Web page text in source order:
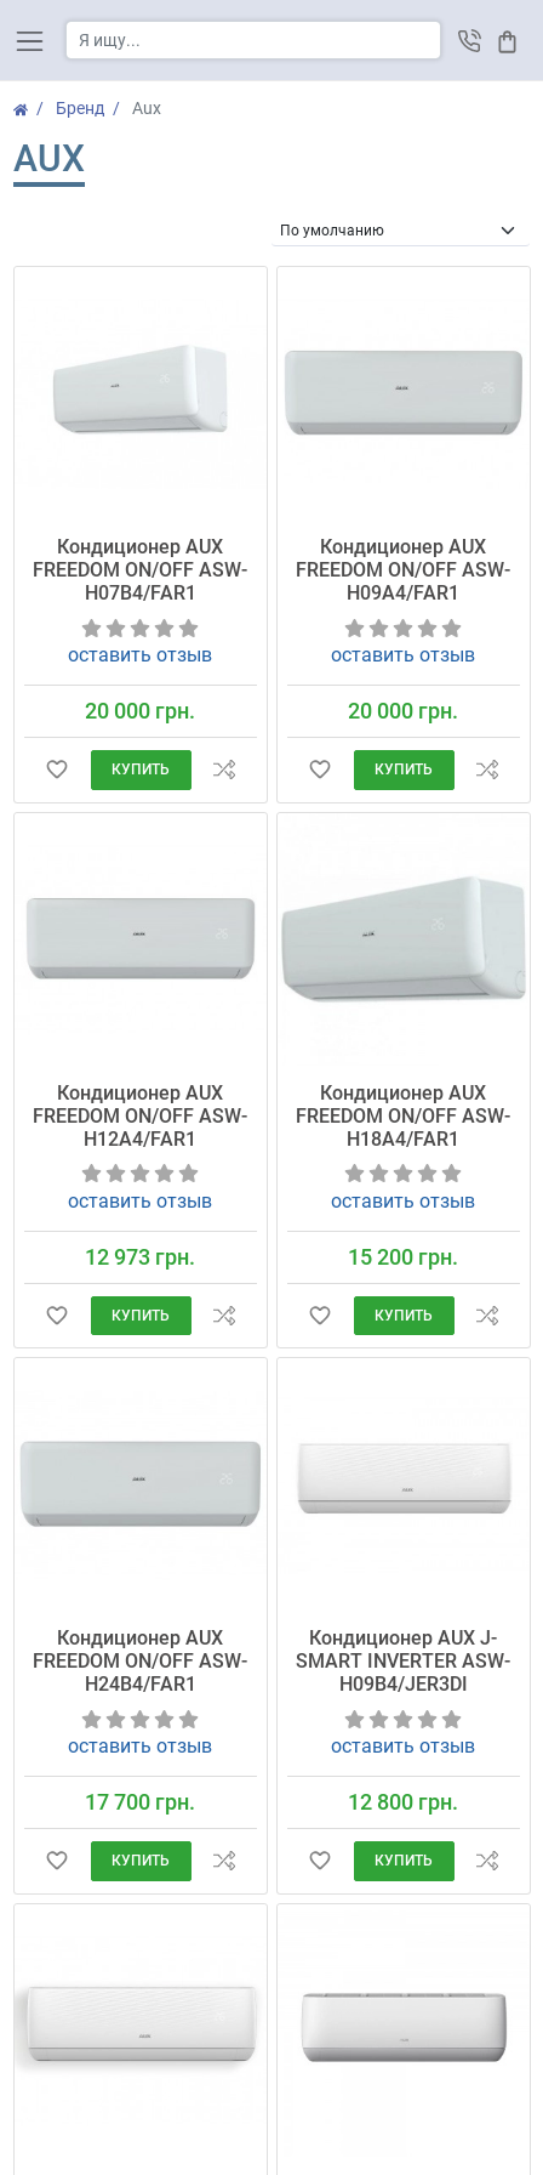
Бренд Aux
AUX
Кондиционер AUX
FREEDOM ON/OFF ASW-
H07B4/FAR1
оставить отзыв
20 000 грн.
КУПИТЬ
Кондиционер AUX
FREEDOM ON/OFF ASW-
H09A4/FAR1
оставить отзыв
20 000 грн.
КУПИТЬ
Кондиционер AUX
FREEDOM ON/OFF ASW-
H12A4/FAR1
оставить отзыв
12 973 грн.
КУПИТЬ
Кондиционер AUX
FREEDOM ON/OFF ASW-
H18A4/FAR1
оставить отзыв
15 200 грн.
КУПИТЬ
Кондиционер AUX
FREEDOM ON/OFF ASW-
H24B4/FAR1
оставить отзыв
17 700 грн.
КУПИТЬ
Кондиционер AUX J-
SMART INVERTER ASW-
H09B4/JER3DI
оставить отзыв
12 800 грн.
КУПИТЬ